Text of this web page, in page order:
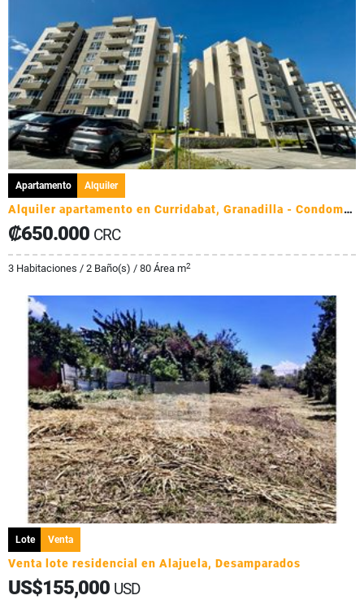
Apartamento Alquiler
Alquiler apartamento en Curridabat, Granadilla - Condominio Monte Alto
₡650.000 CRC
3 Habitaciones / 2 Baño(s) / 80 Área m2
Lote Venta
Venta lote residencial en Alajuela, Desamparados
US$155,000 USD